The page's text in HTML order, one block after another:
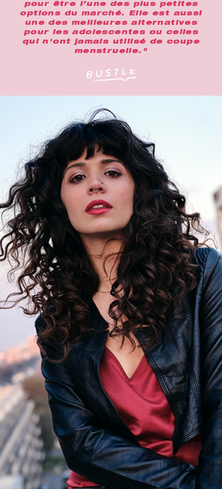
pour être l’une des plus petites
options du marché. Elle est aussi
une des meilleures alternatives
pour les adolescentes ou celles
qui n'ont jamais utilisé de coupe
menstruelle."